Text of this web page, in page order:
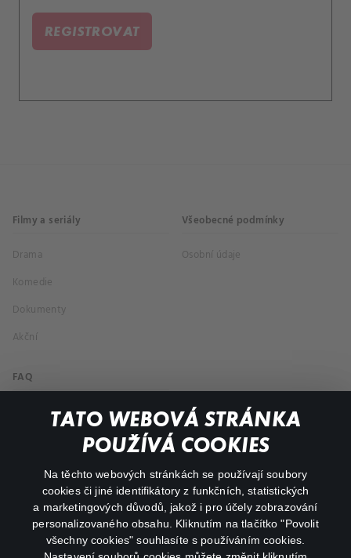
TATO WEBOVÁ STRÁNKA
POUŽÍVÁ COOKIES
Na těchto webových stránkách se používají soubory
cookies či jiné identifikátory z funkčních, statistických
a marketingových důvodů, jakož i pro účely zobrazování
personalizovaného obsahu. Kliknutím na tlačítko "Povolit
všechny cookies" souhlasíte s používáním cookies.
REGISTROVAT
Filmy a seriály
Drama
Komedie
Dokumenty
Akční
Všeobecné podmínky
Osobní údaje
FAQ
Můj účet
Důležité odkazy
facebookinstagram
youtube